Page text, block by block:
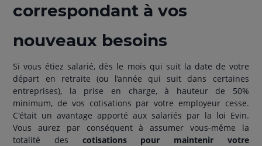
correspondant à vos
nouveaux besoins
Si vous étiez salarié, dès le mois qui suit la date de votre
départ en retraite (ou l’année qui suit dans certaines
entreprises), la prise en charge, à hauteur de 50%
minimum, de vos cotisations par votre employeur cesse.
C'était un avantage apporté aux salariés par la loi Evin.
Vous aurez par conséquent à assumer vous-même la
totalité des cotisations pour maintenir votre